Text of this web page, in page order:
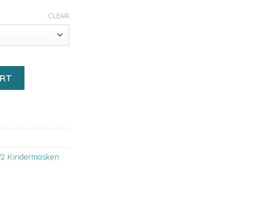
CLEAR
Kindermasken